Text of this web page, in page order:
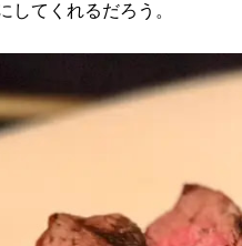
してくれるだろう。